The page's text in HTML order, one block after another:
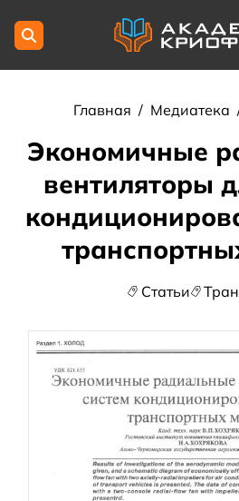
Главная / Медиатека
Экономичные
вентиляторы
Статьи